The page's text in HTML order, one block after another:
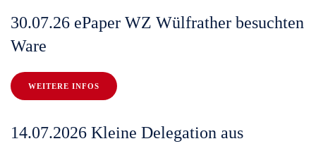
30.07.26 ePaper WZ Wülfrather besuchten
Ware
WEITERE INFOS
14.07.2026 Kleine Delegation aus